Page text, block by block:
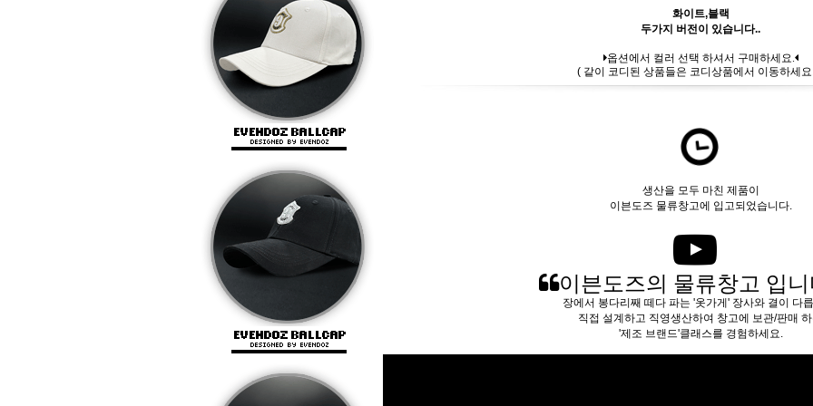
화이트,블랙
두가지 버전이 있습니다..
옵션에서 컬러 선택 하셔서 구매하세요.
( 같이 코디된 상품들은 코디상품에서 이동하세
생산을 모두 마친 제품이
이븐도즈 물류창고에 입고되었습니다.
이븐도즈의 물류창고 입니
장에서 봉다리째 떼다 파는 '옷가게' 장사와 결이 다
직접 설계하고 직영생산하여 창고에 보관/판매
'제조 브랜드'클래스를 경험하세요.